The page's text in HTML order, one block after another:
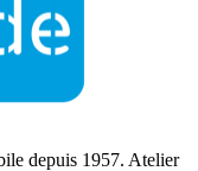
depuis 1957. Atelier